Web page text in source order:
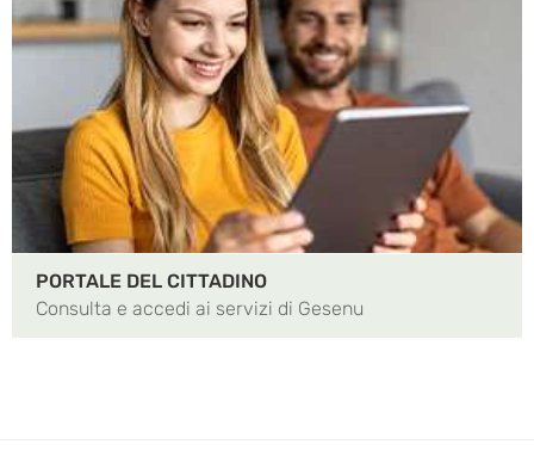
PORTALE DEL CITTADINO
Consulta e accedi ai servizi di Gesenu